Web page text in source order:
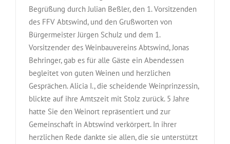
Begrüßung durch Julian Beßler, den 1. Vorsitzenden
des FFV Abtswind, und den Grußworten von
Bürgermeister Jürgen Schulz und dem 1.
Vorsitzender des Weinbauvereins Abtswind, Jonas
Behringer, gab es für alle Gäste ein Abendessen
begleitet von guten Weinen und herzlichen
Gesprächen. Alicia I., die scheidende Weinprinzessin,
blickte auf ihre Amtszeit mit Stolz zurück. 5 Jahre
hatte Sie den Weinort repräsentiert und zur
Gemeinschaft in Abtswind verkörpert. In ihrer
herzlichen Rede dankte sie allen, die sie unterstützt